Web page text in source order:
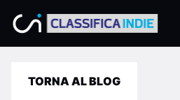
TORNA AL BLOG